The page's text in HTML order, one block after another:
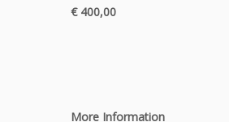
€ 400,00
More Information